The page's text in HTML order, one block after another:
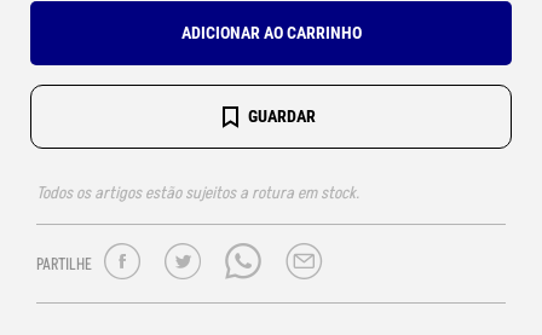
ADICIONAR AO CARRINHO
GUARDAR
Todos os artigos estão sujeitos a rotura em stock.
PARTILHE